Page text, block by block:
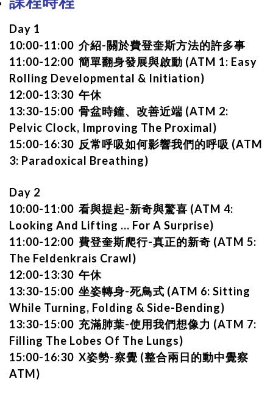
Day 1
10:00-11:00 介紹-關於費登奎斯方法的許多事
11:00-12:00 簡單翻身發展與啟動 (ATM 1: Easy
Rolling Developmental & Initiation)
12:00-13:30 午休
13:30-15:00 骨盆時鐘、改善近端 (ATM 2:
Pelvic Clock, Improving The Proximal)
15:00-16:30 反常呼吸如何影響我們的呼吸 (ATM
3: Paradoxical Breathing)
Day 2
10:00-11:00 看與提起-新奇與驚喜 (ATM 4:
Looking And Lifting ... For A Surprise)
11:00-12:00 費登奎斯爬行-真正的新奇 (ATM 5:
The Feldenkrais Crawl)
12:00-13:30 午休
13:30-15:00 坐姿轉身-死鳥式 (ATM 6: Sitting
While Turning, Folding & Side-Bending)
13:30-15:00 充滿肺葉-使用我們想像力 (ATM 7:
Filling The Lobes Of The Lungs)
15:00-16:30 X姿勢-察覺 (整合兩日的動中覺察
ATM)